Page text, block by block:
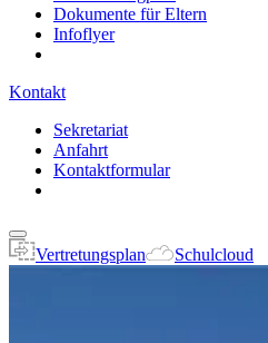
Dokumente für Eltern
Infoflyer
Kontakt
Sekretariat
Anfahrt
Kontaktformular
Vertretungsplan Schulcloud